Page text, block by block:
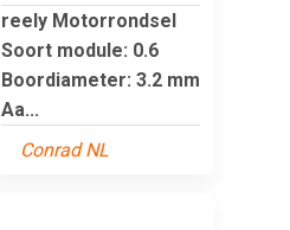
reely Motorrondsel
Soort module: 0.6
Boordiameter: 3.2 mm
Aa...
Conrad NL